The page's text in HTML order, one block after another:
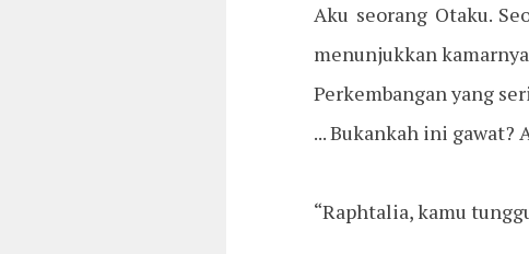
Aku seorang Otaku.
menunjukkan
Perkembangan yang
... Bukankah ini gawat?
“Raphtalia, kamu